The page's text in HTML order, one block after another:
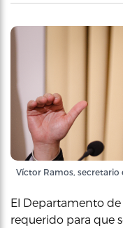
Víctor Ramos,
El Departamento
requerido para que